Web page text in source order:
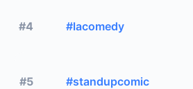
#4 #lacomedy
#5 #standupcomic